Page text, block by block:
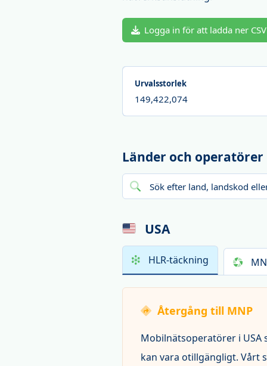
Logga in för att ladda ner CSV
Urvalsstorlek
149,422,074
Länder och operatörer
USA
HLR-täckning
Återgång till MNP
Mobilnätsoperatörer i USA
kan vara otillgängligt.